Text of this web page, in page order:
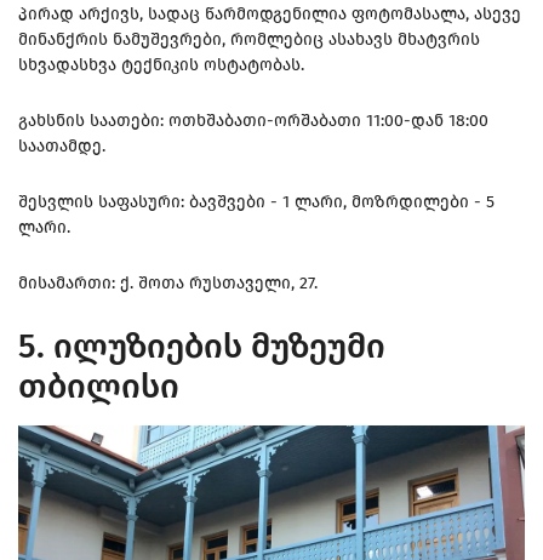
პირად არქივს, სადაც წარმოდგენილია ფოტომასალა, ასევე
მინანქრის ნამუშევრები, რომლებიც ასახავს მხატვრის
სხვადასხვა ტექნიკის ოსტატობას.
გახსნის საათები: ოთხშაბათი-ორშაბათი 11:00-დან 18:00
საათამდე.
შესვლის საფასური: ბავშვები - 1 ლარი, მოზრდილები - 5
ლარი.
მისამართი: ქ. შოთა რუსთაველი, 27.
5. ილუზიების მუზეუმი
თბილისი